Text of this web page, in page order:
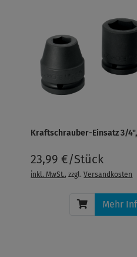
Kraftschrauber-Einsatz 3/4",
23,99 €/Stück
inkl. MwSt., zzgl.Versandkosten
Mehr